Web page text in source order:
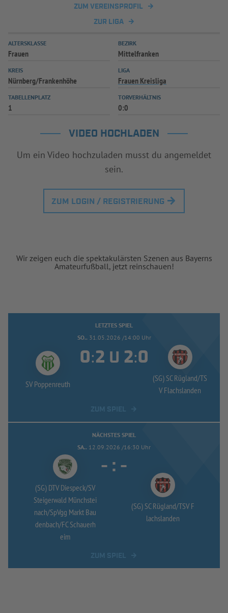
ZUM VEREINSPROFIL
ZUR LIGA
ALTERSKLASSE
Frauen
BEZIRK
Mittelfranken
KREIS
Nürnberg/Frankenhöhe
LIGA
Frauen Kreisliga
TABELLENPLATZ
1
TORVERHÄLTNIS
0:0
VIDEO HOCHLADEN
Um ein Video hochzuladen musst du angemeldet
sein.
ZUM LOGIN / REGISTRIERUNG
Wir zeigen euch die spektakulärsten Szenen aus Bayerns
Amateurfußball, jetzt reinschauen!
LETZTES SPIEL
SO.. 31.05.2026 /14:00 Uhr
SV Poppenreuth
: U :
(SG) SC Rügland/TS
V Flachslanden
NÄCHSTES SPIEL
SA.. 12.09.2026 /16:30 Uhr
(SG) DTV Diespeck/SV
Steigerwald Münchstei
nach/SpVgg Markt Bau
denbach/FC Schauerh
eim
- : -
(SG) SC Rügland/TSV F
lachslanden